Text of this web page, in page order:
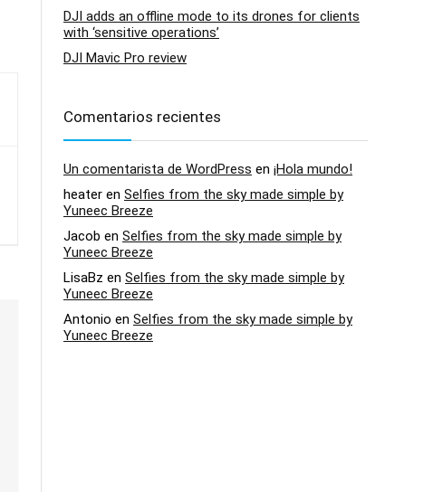
DJI adds an offline mode to its drones for clients
with ‘sensitive operations’
DJI Mavic Pro review
Comentarios recientes
Un comentarista de WordPress en ¡Hola mundo!
heater en Selfies from the sky made simple by
Yuneec Breeze
Jacob en Selfies from the sky made simple by
Yuneec Breeze
LisaBz en Selfies from the sky made simple by
Yuneec Breeze
Antonio en Selfies from the sky made simple by
Yuneec Breeze